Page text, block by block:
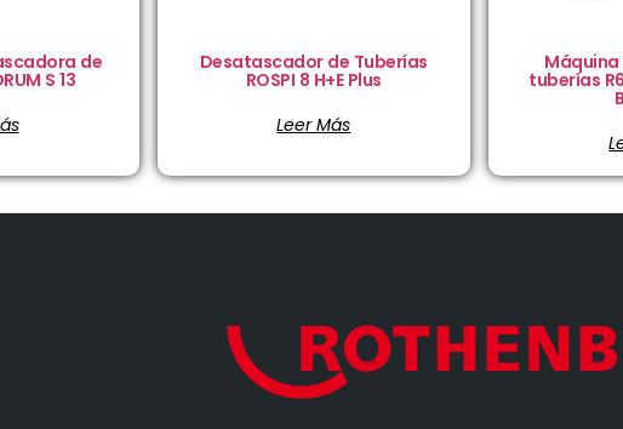
de
S 13
Desatascador de Tuberías
ROSPI 8 H+E Plus
Leer Más
tuberías